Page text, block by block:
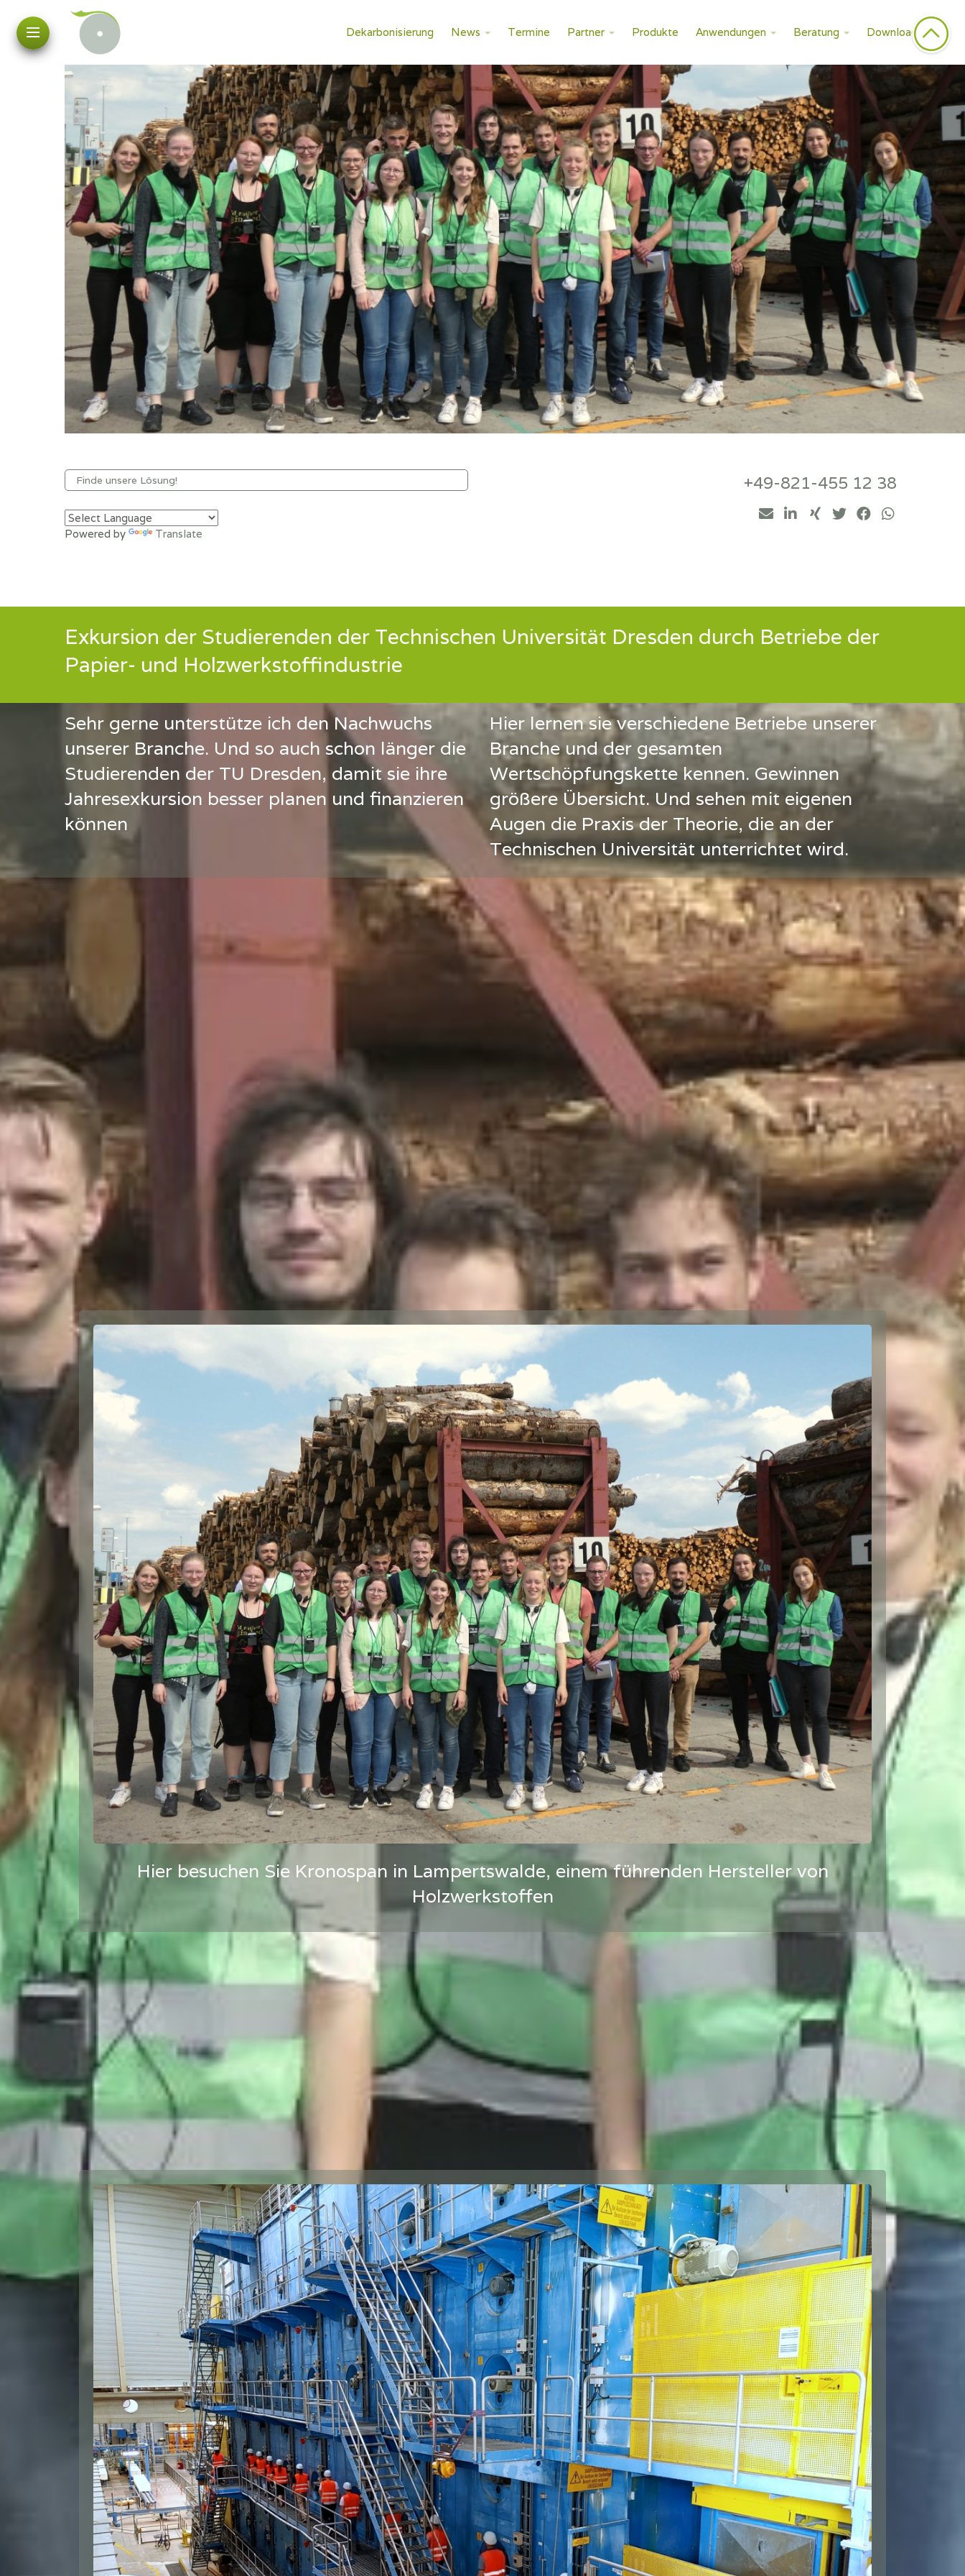
Dekarbonisierung News Termine Partner Produkte Anwendungen Beratung Downloads
+49-821-455 12 38
Powered by Translate
Exkursion der Studierenden der Technischen Universität Dresden durch Betriebe der
Papier- und Holzwerkstoffindustrie
Sehr gerne unterstütze ich den Nachwuchs
unserer Branche. Und so auch schon länger die
Studierenden der TU Dresden, damit sie ihre
Jahresexkursion besser planen und finanzieren
können
Hier lernen sie verschiedene Betriebe unserer
Branche und der gesamten
Wertschöpfungskette kennen. Gewinnen
größere Übersicht. Und sehen mit eigenen
Augen die Praxis der Theorie, die an der
Technischen Universität unterrichtet wird.
Hier besuchen Sie Kronospan in Lampertswalde, einem führenden Hersteller von
Holzwerkstoffen